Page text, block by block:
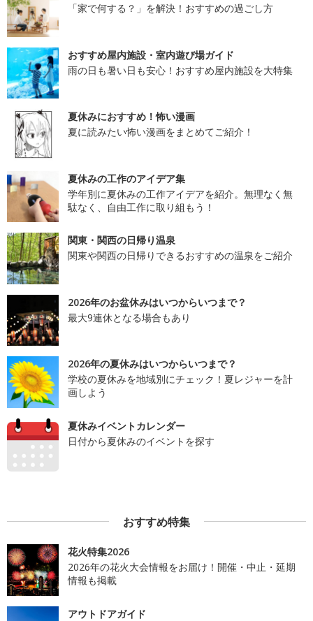
「家で何する？」を解決！おすすめの過ごし方
おすすめ屋内施設・室内遊び場ガイド
雨の日も暑い日も安心！おすすめ屋内施設を大特集
夏休みにおすすめ！怖い漫画
夏に読みたい怖い漫画をまとめてご紹介！
夏休みの工作のアイデア集
学年別に夏休みの工作アイデアを紹介。無理なく無
駄なく、自由工作に取り組もう！
関東・関西の日帰り温泉
関東や関西の日帰りできるおすすめの温泉をご紹介
2026年のお盆休みはいつからいつまで？
最大9連休となる場合もあり
2026年の夏休みはいつからいつまで？
学校の夏休みを地域別にチェック！夏レジャーを計
画しよう
夏休みイベントカレンダー
日付から夏休みのイベントを探す
おすすめ特集
花火特集2026
2026年の花火大会情報をお届け！開催・中止・延期
情報も掲載
アウトドアガイド